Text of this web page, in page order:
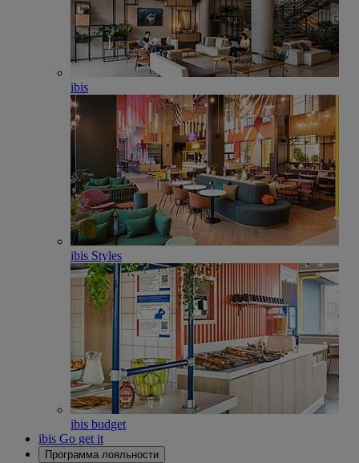
ibis
ibis Styles
ibis budget
ibis Go get it
Программа лояльности